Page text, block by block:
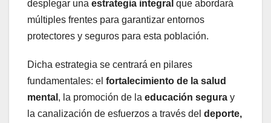
desplegar una estrategia integral que abordará
múltiples frentes para garantizar entornos
protectores y seguros para esta población.
Dicha estrategia se centrará en pilares
fundamentales: el fortalecimiento de la salud
mental , la promoción de la educación segura y
la canalización de esfuerzos a través del deporte,